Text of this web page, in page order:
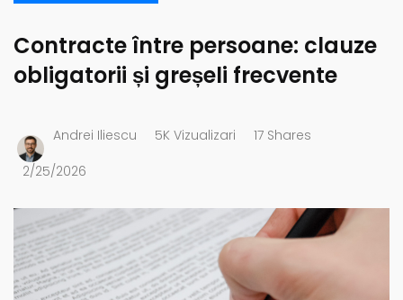
Contracte între persoane: clauze
obligatorii și greșeli frecvente
Andrei Iliescu 5K Vizualizari 17 Shares
2/25/2026